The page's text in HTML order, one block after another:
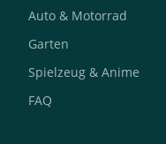
Auto & Motorrad
Garten
Spielzeug & Anime
FAQ